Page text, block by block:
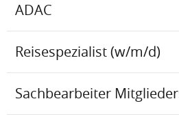
ADAC
Reisespezialist (w/m/d)
Sachbearbeiter